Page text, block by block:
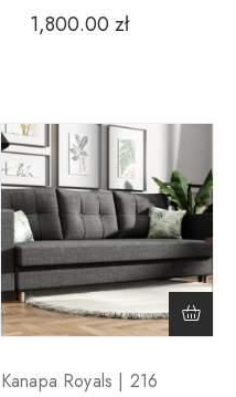
1,800.00 zł
Kanapa Royals | 216